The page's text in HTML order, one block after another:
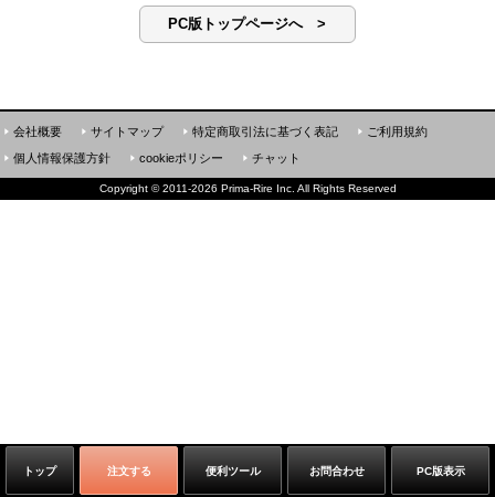
PC版トップページへ >
トップ 注文する 便利ツール お問合わせ PC版表示
会社概要 サイトマップ 特定商取引法に基づく表記
ご利用規約
個人情報保護方針
cookieポリシー チャット
Copyright ©2011-2026 Prima-Rire Inc. All Rights Reserved